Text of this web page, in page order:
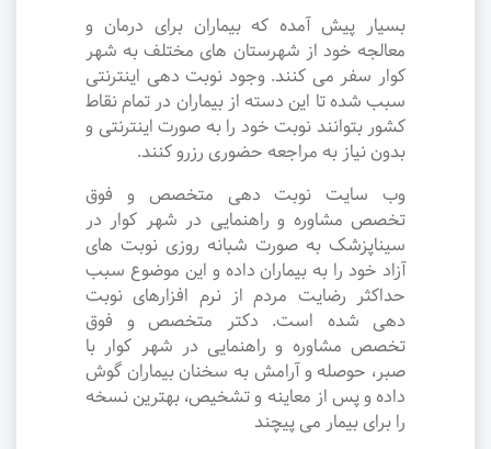
بسیار پیش آمده که بیماران برای درمان و
معالجه خود از شهرستان های مختلف به شهر
کوار سفر می کنند. وجود نوبت دهی اینترنتی
سبب شده تا این دسته از بیماران در تمام نقاط
کشور بتوانند نوبت خود را به صورت اینترنتی و
بدون نیاز به مراجعه حضوری رزرو کنند.
وب سایت نوبت دهی متخصص و فوق
تخصص مشاوره و راهنمایی در شهر کوار در
سیناپزشک به صورت شبانه روزی نوبت های
آزاد خود را به بیماران داده و این موضوع سبب
حداکثر رضایت مردم از نرم افزارهای نوبت
دهی شده است. دکتر متخصص و فوق
تخصص مشاوره و راهنمایی در شهر کوار با
صبر، حوصله و آرامش به سخنان بیماران گوش
داده و پس از معاینه و تشخیص، بهترین نسخه
را برای بیمار می پیچند